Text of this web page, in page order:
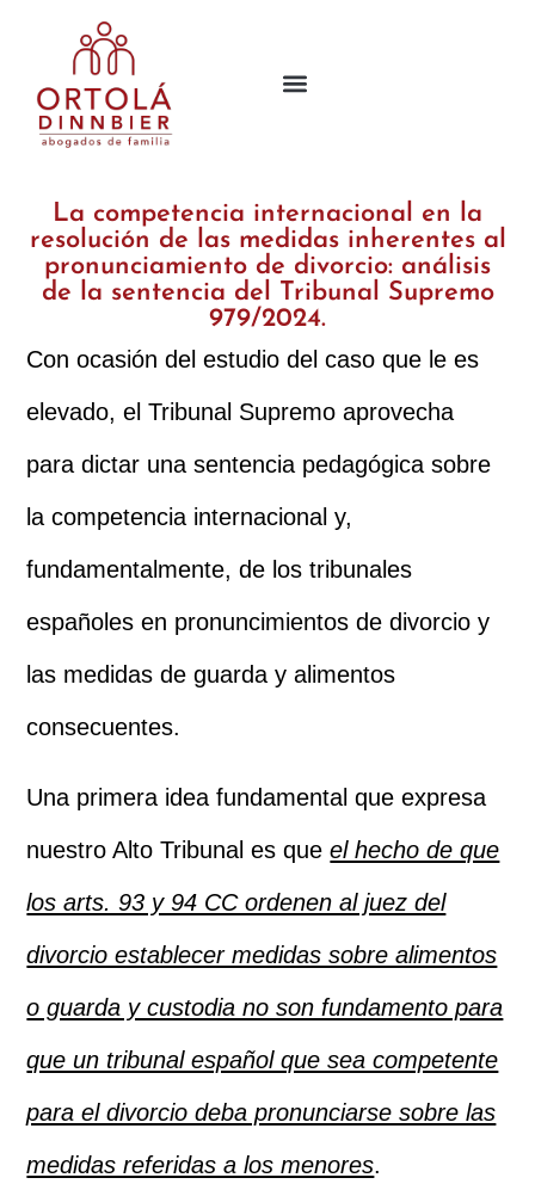
La competencia internacional en la
resolución de las medidas inherentes al
pronunciamiento de divorcio: análisis
de la sentencia del Tribunal Supremo
979/2024.
Con ocasión del estudio del caso que le es
elevado, el Tribunal Supremo aprovecha
para dictar una sentencia pedagógica sobre
la competencia internacional y,
fundamentalmente, de los tribunales
españoles en pronuncimientos de divorcio y
las medidas de guarda y alimentos
consecuentes.
Una primera idea fundamental que expresa
nuestro Alto Tribunal es queel hecho de que
los arts. 93 y 94 CC ordenen al juez del
divorcio establecer medidas sobre alimentos
o guarda y custodia no son fundamento para
que un tribunal español que sea competente
para el divorcio deba pronunciarse sobre las
medidas referidas a los menores.